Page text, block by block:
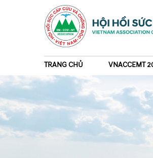
TRANG CHỦ VNACCEMT